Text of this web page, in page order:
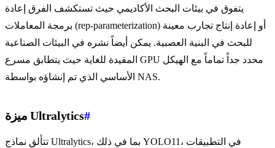
يتفوق في بيئات البحث الأكاديمي حيث تستكشف الفرق إعادة
برمجة المعاملات (rep-parameterization) أو إعادة إنتاج تجارب معينة
للبحث في البنية العصبية. يمكن أيضاً نشره في البيئات الصناعية
المقيدة للغاية حيث يتطابق مسرع GPU محدد جداً تماماً مع الهيكل
الأساسي الذي تم إنشاؤه بواسطة NAS.
ميزة Ultralytics#
تتألق نماذج Ultralytics، بما في ذلك YOLO11، في التطبيقات